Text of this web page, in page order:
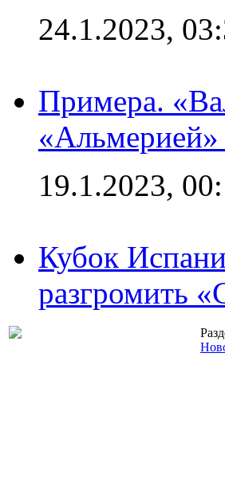
24.1.2023,
Примера.
19.1.2023,
Кубок
разгромить